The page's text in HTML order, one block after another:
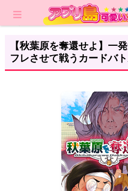
レビュー RPG
【秋葉原を奪還せよ】一
フレさせて戦うカードバ